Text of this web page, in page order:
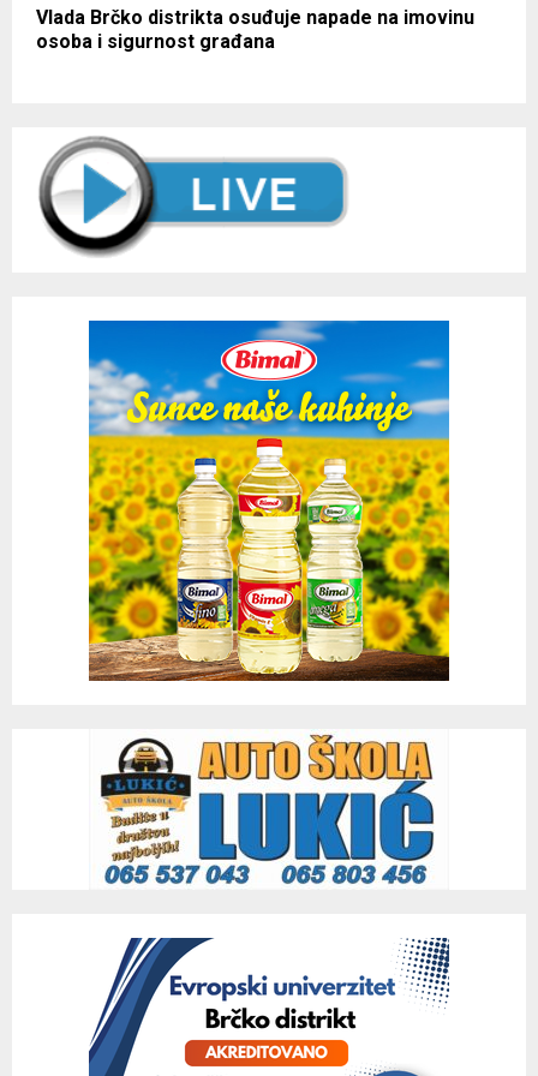
Vlada Brčko distrikta osuđuje napade na imovinu
osoba i sigurnost građana